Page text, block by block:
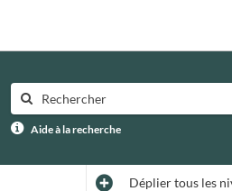
Aide à la recherche
Dépliertous les